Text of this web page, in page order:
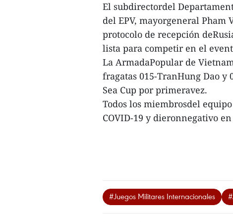
El subdirectordel
del EPV, mayorgeneral Pham
protocolo de recepción
lista para competir en el
La ArmadaPopular de
fragatas 015-TranHung Dao
Sea Cup por primeravez.
Todos los miembrosdel
COVID-19 y dieronnegativo
#Juegos Militares Internacionales